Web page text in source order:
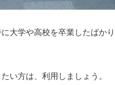
大学や高校を卒業したばか
たい方は、利用しましょう。